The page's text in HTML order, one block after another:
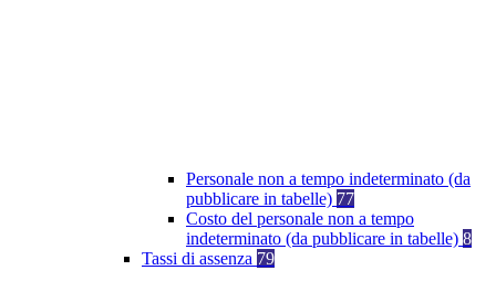
Personale non a tempo indeterminato (da
pubblicare in tabelle) 77
Costo del personale non a tempo
indeterminato (da pubblicare in tabelle) 8
Tassi di assenza 79